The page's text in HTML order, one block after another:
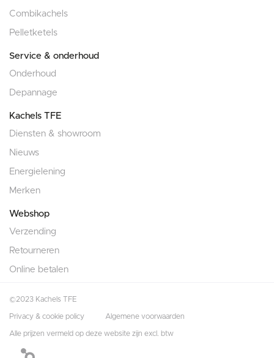
Combikachels
Pelletketels
Service & onderhoud
Onderhoud
Depannage
Kachels TFE
Diensten & showroom
Nieuws
Energielening
Merken
Webshop
Verzending
Retourneren
Online betalen
©2023 Kachels TFE
Privacy & cookie policy Algemene voorwaarden
Alle prijzen vermeld op deze website zijn excl. btw